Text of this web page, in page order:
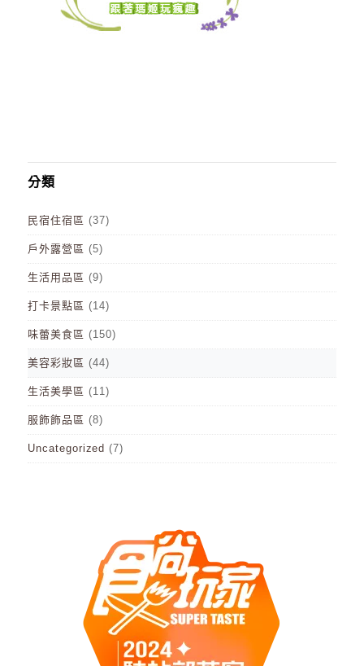
分類
民宿住宿區 (37)
戶外露營區 (5)
生活用品區 (9)
打卡景點區 (14)
味蕾美食區 (150)
美容彩妝區 (44)
生活美學區 (11)
服飾飾品區 (8)
Uncategorized (7)